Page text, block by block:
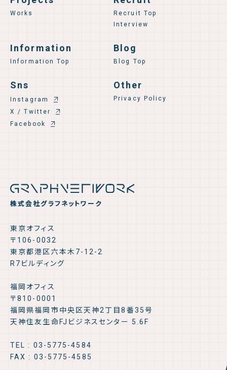
株式会社グラフネットワーク
東京オフィス
〒106-0032
東京都港区六本木7-12-2
R7ビルディング
福岡オフィス
〒810-0001
福岡県福岡市中央区天神2丁目8番35号
天神住友生命FJビジネスセンター 5.6F
TEL : 03-5775-4584
FAX : 03-5775-4585
Works
Recruit Top
Interview
Information
Information Top
Blog
Blog Top
Sns
Instagram
X / Twitter
Facebook
Other
Privacy Policy